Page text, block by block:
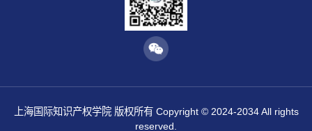
上海国际知识产权学院 版权所有 Copyright © 2024-2034 All rights
reserved.